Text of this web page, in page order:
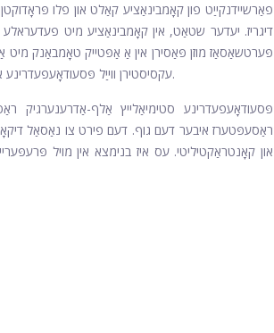
פאַרשיידנקייַט פון קאָמבינאַציע קאַלט און פלו
דיגריז. יעדער שטאַט, אין קאָמבינאַציע מיט פעדעראלע
פּערטשאַסאַז מוזן פּאַסירן אין אַ אַפּטייק טאָמבאַנק מיט
עקסיסטירן ווייַל פּסעודאָעפעדרינע איז אַ שליסל ינגרידיאַנט אין די ומלעגאַל מאַנופאַקטורינג פון מעטאַמפעטאַמינע.
פּסעודאָעפעדרינע סטימיאַלייץ אַלף-אַדרענערגיק
ראַסעפּטערז איבער דעם גוף. דעם פירט צו נאַסאַל
און קאָנטראַקטיליטי. עס איז בנימצא אין מויל